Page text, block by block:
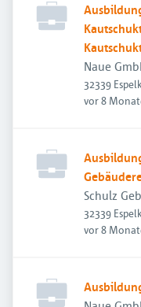
Naue
32339
vor 8
Schulz
32339
vor 8